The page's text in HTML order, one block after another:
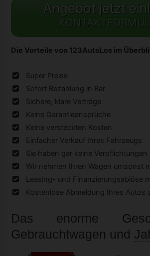
Angebot jetzt
Die Vorteile von 123AutoLos im
Super Preise
Sofort Bezahlung in Bar
Sichere, klare Verträge
Keine Garantieansprüche
Keine versteckten Kosten
Einfacher Verkauf Ihres Fahrzeugs
Sie haben gar keine Verpflichtungen
Wir nehmen Ihren Wagen umsonst
Leasing- und Finanzierungsablöse
Kostenlose Abmeldung Ihres Autos
Das enorme
Gebrauchtwagen und